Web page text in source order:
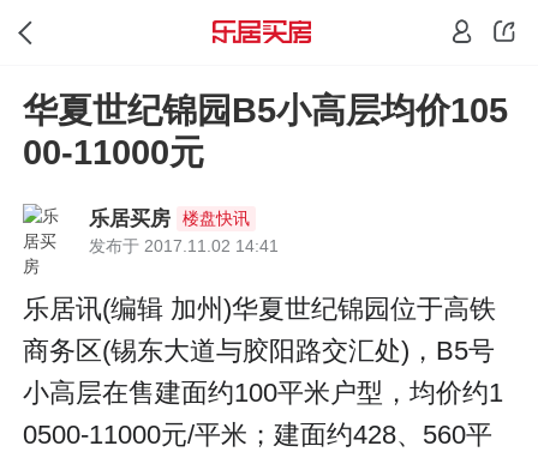
华夏世纪锦园B5小高层均价105
00-11000元
乐居买房
楼盘快讯
发布于 2017.11.02 14:41
乐居讯(编辑 加州)华夏世纪锦园位于高铁
商务区(锡东大道与胶阳路交汇处)，B5号
小高层在售建面约100平米户型，均价约1
0500-11000元/平米；建面约428、560平